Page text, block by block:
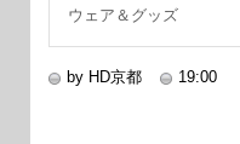
ウェア＆グッズ
by HD京都 19:00